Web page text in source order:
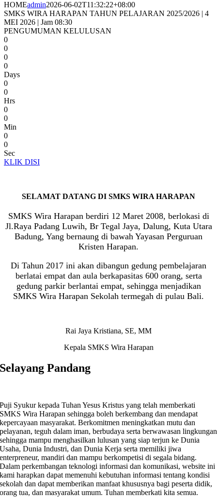
HOMEadmin2026-06-02T11:32:22+08:00
SMKS WIRA HARAPAN TAHUN PELAJARAN 2025/2026 | 4
MEI 2026 | Jam 08:30
PENGUMUMAN KELULUSAN
0
0
0
0
Days
0
0
Hrs
0
0
Min
0
0
Sec
KLIK DISI
SELAMAT DATANG DI SMKS WIRA HARAPAN
SMKS Wira Harapan berdiri 12 Maret 2008, berlokasi di
Jl.Raya Padang Luwih, Br Tegal Jaya, Dalung, Kuta Utara
Badung, Yang bernaung di bawah Yayasan Perguruan
Kristen Harapan.
Di Tahun 2017 ini akan dibangun gedung pembelajaran
berlatai empat dan aula berkapasitas 600 orang, serta
gedung parkir berlantai empat, sehingga menjadikan
SMKS Wira Harapan Sekolah termegah di pulau Bali.
Rai Jaya Kristiana, SE, MM
Kepala SMKS Wira Harapan
Selayang Pandang
Puji Syukur kepada Tuhan Yesus Kristus yang telah memberkati
SMKS Wira Harapan sehingga boleh berkembang dan mendapat
kepercayaan masyarakat. Berkomitmen meningkatkan mutu dan
pelayanan, teguh dalam iman, berbudaya serta berwawasan lingkungan
sehingga mampu menghasilkan lulusan yang siap terjun ke Dunia
Usaha, Dunia Industri, dan Dunia Kerja serta memiliki jiwa
enterpreneur, mandiri dan mampu berkompetisi di segala bidang.
Dalam perkembangan teknologi informasi dan komunikasi, website ini
kami harapkan dapat memenuhi kebutuhan informasi tentang kondisi
sekolah dan dapat memberikan manfaat khususnya bagi peserta didik,
orang tua, dan masyarakat umum. Tuhan memberkati kita semua.